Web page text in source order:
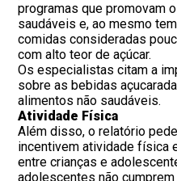
programas que promovam
saudáveis e, ao mesmo
comidas consideradas
com alto teor de açúcar.
Os especialistas citam a
sobre as bebidas
alimentos não saudáveis.
Atividade Física
Além disso, o relatório
incentivem atividade física
entre crianças e
adolescentes não